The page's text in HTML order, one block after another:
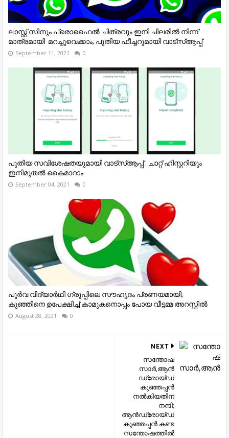
ലാസ്റ്റ്​ സീനും പ്രൊഫൈൽ ചിത്രവും ഇനി ചിലരിൽ നിന്ന്
മാത്രമായി​ ​ മറച്ചുവെക്കാം; പുതിയ ഫീച്ചറുമായി വാട്​സ്​ആപ്പ്​
September 11, 2021 0
പുതിയ സവിശേഷതയുമായി വാട്സ്ആപ്പ് : ചാറ്റ് ഹിസ്റ്ററിയും
ഇനിമുതൽ കൈമാറാം
September 04, 2021 0
പൂർവ വിദ്യാർഥി ഗ്രൂപ്പിലെ സൗഹൃദം പ്രണയമായി;
കുഞ്ഞിനെ ഉപേക്ഷിച്ച് കാമുകനൊപ്പം പോയ വീട്ടമ്മ അറസ്റ്റിൽ
August 28, 2021 0
NEXT
സന്തോഷ്
സാർ,ആൻ
ഡ്രോയ്ഡ്
കുഞ്ഞപ്പൻ
നൽകിയതിന്
നന്ദി;
ആൻഡ്രോയ്ഡ്
കുഞ്ഞപ്പൻ കണ്ട
സന്തോഷത്തിൽ